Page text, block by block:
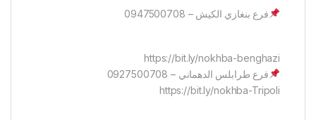
فرع بنغازي الكيش – 0947500708
https://bit.ly/nokhba-benghazi
فرع طرابلس الدهماني – 0927500708
https://bit.ly/nokhba-Tripoli